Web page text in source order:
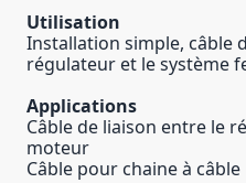
Utilisation
Installation simple, câble
régulateur et le système
Applications
Câble de liaison entre le
moteur
Câble pour chaine à câble